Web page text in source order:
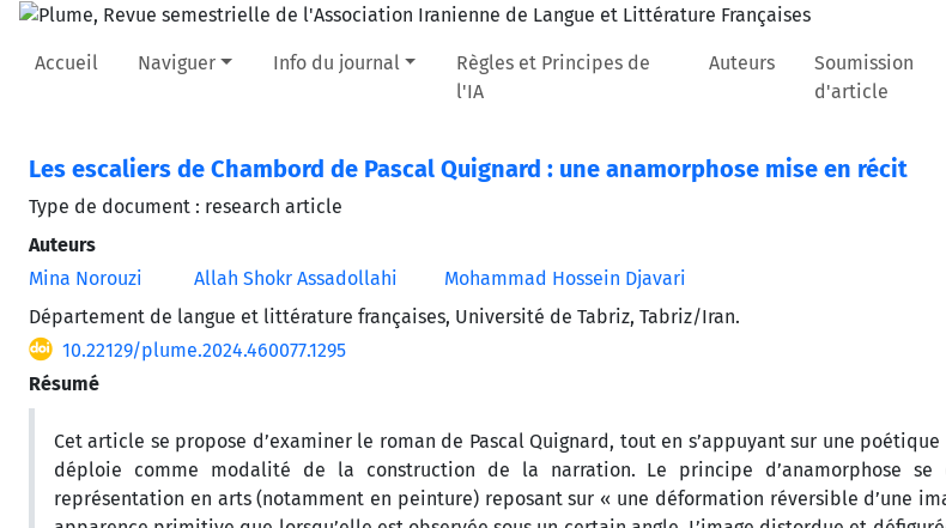
Accueil Naviguer Info du journal
Règles et Principes de
l'IA
Auteurs
Soumission
d'article
Les escaliers de Chambord de Pascal Quignard : une anamorphose mise en récit
Type de document : research article
Auteurs
Mina Norouzi
Allah Shokr Assadollahi
Mohammad Hossein Djavari
Département de langue et littérature françaises, Université de Tabriz, Tabriz/Iran.
10.22129/plume.2024.460077.1295
Résumé
Cet article se propose d’examiner le roman de Pascal Quignard, tout en s’appuyant sur une poétique
déploie comme modalité de la construction de la narration. Le principe d’anamorphose se
représentation en arts (notamment en peinture) reposant sur « une déformation réversible d’une